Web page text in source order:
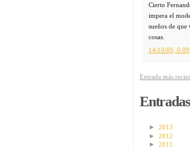
Cierto
impera el
sueños de
cosas.
14/10/09, 0:09
Entrada más
► 2013
► 2012
► 2011